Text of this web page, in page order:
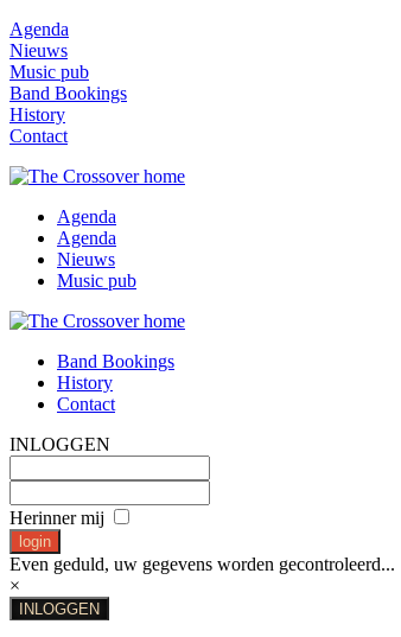
Agenda
Nieuws
Music pub
Band Bookings
History
Contact
Agenda
Agenda
Nieuws
Music pub
Band Bookings
History
Contact
INLOGGEN
Herinner mij
login
Even geduld, uw gegevens worden gecontroleerd...
×
INLOGGEN